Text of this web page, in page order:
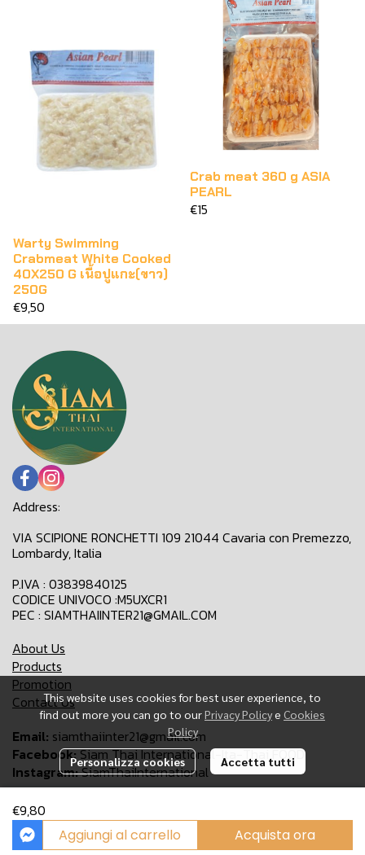
Warty Swimming
Crabmeat White Cooked
40X250 G เนื้อปูแกะ(ขาว)
250G
€9,50
Crab meat 360 g ASIA
PEARL
€15
€9,80
Aggiungi al carrello Acquista ora
This website uses cookies for best user experience, to
find out more you can go to ourPrivacy Policye Cookies
Policy
Personalizza cookies Accetta tutti
Address:
VIA SCIPIONE RONCHETTI 109 21044 Cavaria con Premezzo,
Lombardy, Italia
P.IVA : 03839840125
CODICE UNIVOCO :M5UXCR1
PEC : SIAMTHAIINTER21@GMAIL.COM
About Us
Products
Promotion
Contact Us
Email: siamthaiinter21@gmail.com
Facebook:Siam Thai International-Ita-Thai FOOD
Instagram:SiamThaiInternational
Copyright 2024 | All Rights Reserved | Siam Thai International
Powered By MakeWebEasy